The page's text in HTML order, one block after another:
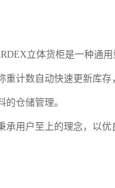
立体货柜是一种通
重计数自动快速更新库
的仓储管理。
承用户至上的理念，以